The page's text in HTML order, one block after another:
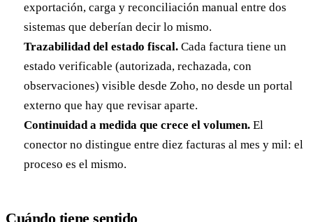
exportación, carga y reconciliación manual entre dos
sistemas que deberían decir lo mismo.
Trazabilidad del estado fiscal. Cada factura tiene un
estado verificable (autorizada, rechazada, con
observaciones) visible desde Zoho, no desde un portal
externo que hay que revisar aparte.
Continuidad a medida que crece el volumen. El
conector no distingue entre diez facturas al mes y mil: el
proceso es el mismo.
Cuándo tiene sentido